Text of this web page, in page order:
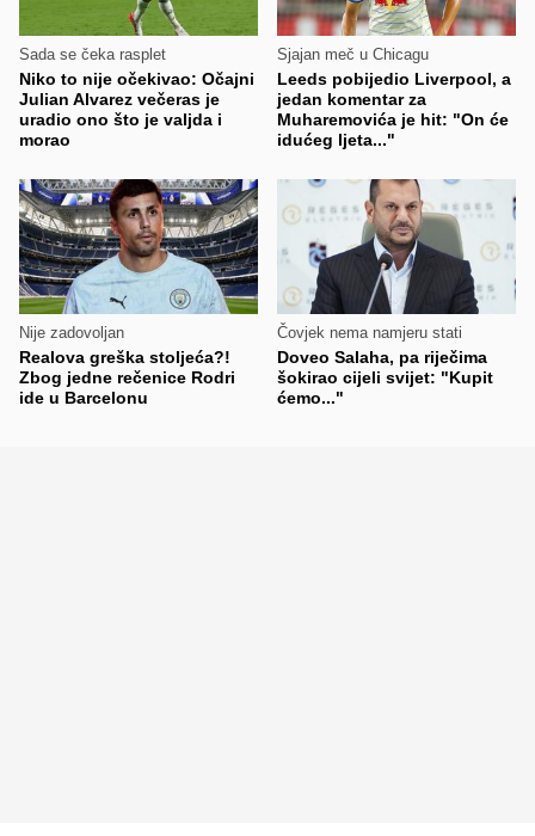
Sada se čeka rasplet
Niko to nije očekivao: Očajni
Julian Alvarez večeras je
uradio ono što je valjda i
morao
Sjajan meč u Chicagu
Leeds pobijedio Liverpool, a
jedan komentar za
Muharemovića je hit: "On će
idućeg ljeta..."
Nije zadovoljan
Realova greška stoljeća?!
Zbog jedne rečenice Rodri
ide u Barcelonu
Čovjek nema namjeru stati
Doveo Salaha, pa riječima
šokirao cijeli svijet: "Kupit
ćemo..."